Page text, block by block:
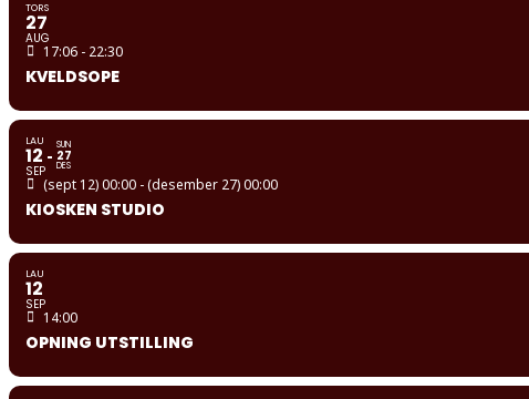
TORS
27
AUG
17:06 - 22:30
KVELDSOPE
LAU
12
SEP
SUN
27
DES
(sept 12) 00:00 - (desember 27) 00:00
KIOSKEN STUDIO
LAU
12
SEP
14:00
OPNING UTSTILLING